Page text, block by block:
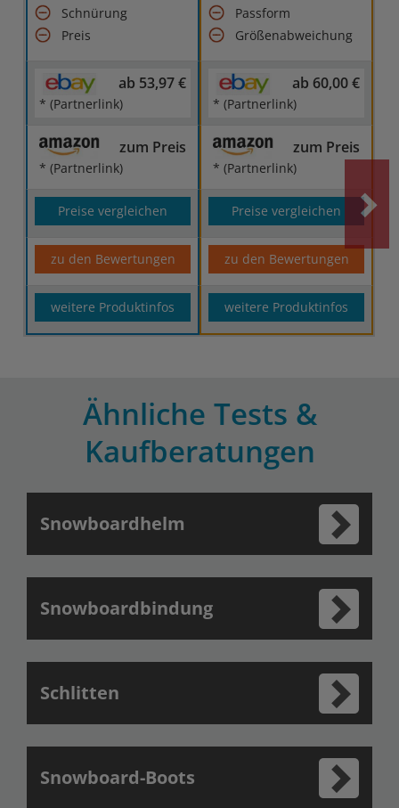
Schnürung
Preis
Passform
Größenabweichung
ab 53,97 €
* (Partnerlink)
ab 60,00 €
* (Partnerlink)
zum Preis
* (Partnerlink)
zum Preis
* (Partnerlink)
Preise vergleichen Preise vergleichen
zu den Bewertungen zu den Bewertungen
weitere Produktinfos weitere Produktinfos
Ähnliche Tests &
Kaufberatungen
Snowboardhelm
Snowboardbindung
Schlitten
Snowboard-Boots